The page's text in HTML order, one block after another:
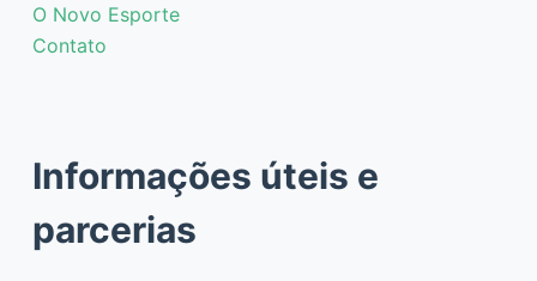
O Novo Esporte
Contato
Informações úteis e
parcerias